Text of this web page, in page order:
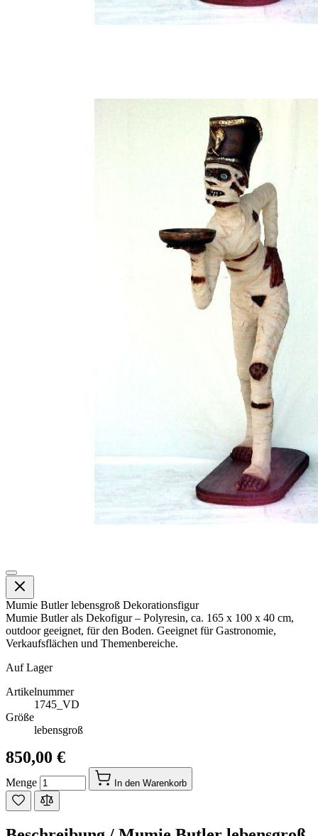
Mumie Butler lebensgroß Dekorationsfigur
Mumie Butler als Dekofigur – Polyresin, ca. 165 x 100 x 40 cm,
outdoor geeignet, für den Boden. Geeignet für Gastronomie,
Verkaufsflächen und Themenbereiche.
Auf Lager
Artikelnummer
1745_VD
Größe
lebensgroß
850,00 €
Menge In den Warenkorb